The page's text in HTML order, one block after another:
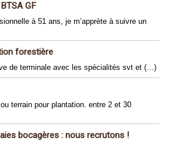
GF
à 51 ans, je m’apprète à suivre un
forestière
de terminale avec les spécialités svt et (…)
terrain pour plantation. entre 2 et 30
bocagères : nous recrutons !